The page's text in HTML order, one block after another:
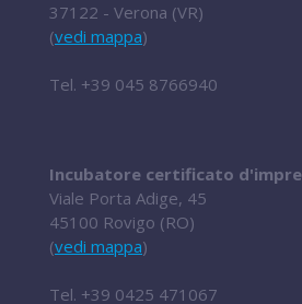
37122 - Verona (VR)
(vedi mappa)
Tel. +39 045 8766940
Incubatore certificato
Viale Porta Adige, 45
45100 Rovigo (RO)
(vedi mappa)
Tel. +39 0425 471067